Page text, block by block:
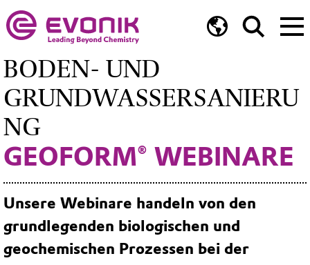
BODEN- UND
GRUNDWASSERSANIERU
NG
GEOFORM® WEBINARE
Unsere Webinare handeln von den
grundlegenden biologischen und
geochemischen Prozessen bei der